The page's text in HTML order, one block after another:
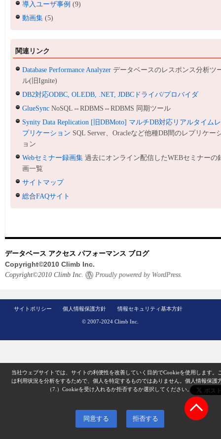
導入ユーザ事例 (9)
動画集 (5)
関連リンク
Database Performance Analyzer データベースのレスポンス分析ツ
ル(旧Ignite)
DB2対応ODBC, OLEDB, .NET, JDBCドライバ/プロバイダ
GlueSync NoSQL⇔RDBMS⇔RDBMS 同期ツール
Synity Data Replication [旧DBMoto] マルチDB対応リアルタイムレ
プリケーション SQL Server、Oracleなど他種DB間のレプリケー
ョン
Webセミナー録画集 過去にオンライン配信したWEBセミナーの
画一覧
サイトマップ
総合FAQサイト
データベース アクセス パフォーマンス ブログ
Copyright©2010 Climb Inc.
Copyright©2010 Climb Inc. Proudly powered by WordPress.
サイトポリシー 個人情報保護方針 情報セキュリティ基本方針
© 2007-2024 Climb Inc.
当社ウェブサイトでは、サイトの利便性を改善していく目的でCookieを使用します。
は利用状況を分析をするためで、個人を特定するものではありません。 個人情報保護
（7.）Cookieを受け入れるか拒否するか選択してください。
同意する 拒否する